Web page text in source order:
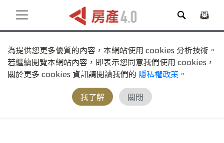
為提供您更多優質的內容，本網站使用 cookies 分析技術。
若繼續閱覽本網站內容，即表示您同意我們使用 cookies，
關於更多 cookies 資訊請閱讀我們的 隱私權政策 。
我了解
關閉